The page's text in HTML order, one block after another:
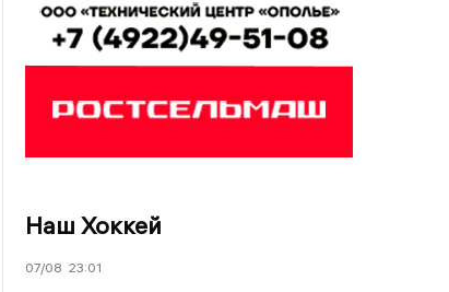
Наш Хоккей
07/08 23:01